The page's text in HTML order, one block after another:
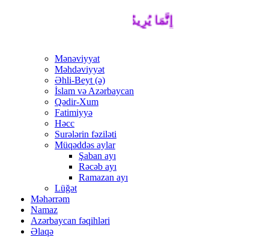
إِنَّمَا يُرِيدُ اللَّهُ لِيُذْهِبَ عَنْكُمُ
Mənəviyyat
Məhdəviyyət
Əhli-Beyt (ə)
İslam və Azərbaycan
Qədir-Xum
Fatimiyyə
Həcc
Surələrin fəziləti
Müqəddəs aylar
Şaban ayı
Rəcəb ayı
Ramazan ayı
Lüğət
Məhərrəm
Namaz
Azərbaycan fəqihləri
Əlaqə